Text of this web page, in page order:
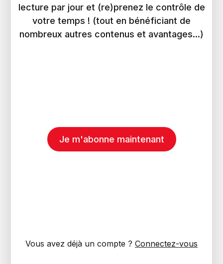
lecture par jour et (re)prenez le contrôle de
votre temps ! (tout en bénéficiant de
nombreux autres contenus et avantages...)
Je m'abonne maintenant
Vous avez déjà un compte ? Connectez-vous